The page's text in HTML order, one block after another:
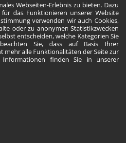
Webseiten-Erlebnis zu bieten. Dazu
das Funktionieren unserer Website
verwenden wir auch Cookies,
oder zu anonymen Statistikzwecken
entscheiden, welche Kategorien Sie
Sie, dass auf Basis Ihrer
mehr alle Funktionalitäten der Seite zur
Informationen finden Sie in unserer